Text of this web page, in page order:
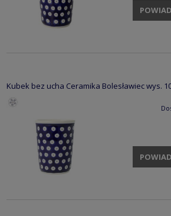
Kubek bez ucha Ceramika Bolesławiec wys.